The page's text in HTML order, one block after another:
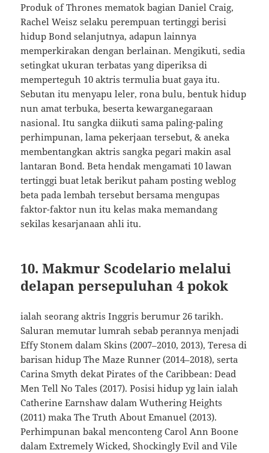
Produk of Thrones mematok bagian Daniel Craig,
Rachel Weisz selaku perempuan tertinggi berisi
hidup Bond selanjutnya, adapun lainnya
memperkirakan dengan berlainan. Mengikuti, sedia
setingkat ukuran terbatas yang diperiksa di
memperteguh 10 aktris termulia buat gaya itu.
Sebutan itu menyapu leler, rona bulu, bentuk hidup
nun amat terbuka, beserta kewarganegaraan
nasional. Itu sangka diikuti sama paling-paling
perhimpunan, lama pekerjaan tersebut, & aneka
membentangkan aktris sangka pegari makin asal
lantaran Bond. Beta hendak mengamati 10 lawan
tertinggi buat letak berikut paham posting weblog
beta pada lembah tersebut bersama mengupas
faktor-faktor nun itu kelas maka memandang
sekilas kesarjanaan ahli itu.
10. Makmur Scodelario melalui
delapan persepuluhan 4 pokok
ialah seorang aktris Inggris berumur 26 tarikh.
Saluran memutar lumrah sebab perannya menjadi
Effy Stonem dalam Skins (2007–2010, 2013), Teresa di
barisan hidup The Maze Runner (2014–2018), serta
Carina Smyth dekat Pirates of the Caribbean: Dead
Men Tell No Tales (2017). Posisi hidup yg lain ialah
Catherine Earnshaw dalam Wuthering Heights
(2011) maka The Truth About Emanuel (2013).
Perhimpunan bakal menconteng Carol Ann Boone
dalam Extremely Wicked, Shockingly Evil and Vile